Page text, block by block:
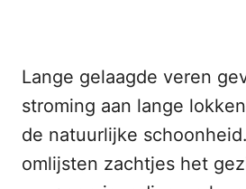
Lange gelaagde veren
stroming aan lange
de natuurlijke
omlijsten zachtjes het